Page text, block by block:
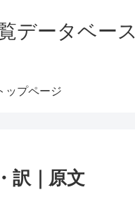
データベース
ップページ
訳｜原文